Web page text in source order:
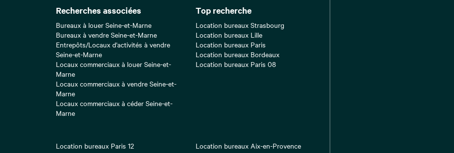
Recherches associées
Bureaux à louer Seine-et-Marne
Bureaux à vendre Seine-et-Marne
Entrepôts/Locaux d'activités à vendre
Seine-et-Marne
Locaux commerciaux à louer Seine-et-
Marne
Locaux commerciaux à vendre Seine-et-
Marne
Locaux commerciaux à céder Seine-et-
Marne
Top recherche
Location bureaux Strasbourg
Location bureaux Lille
Location bureaux Paris
Location bureaux Bordeaux
Location bureaux Paris 08
Location bureaux Paris 12
Location bureaux Aix-en-Provence